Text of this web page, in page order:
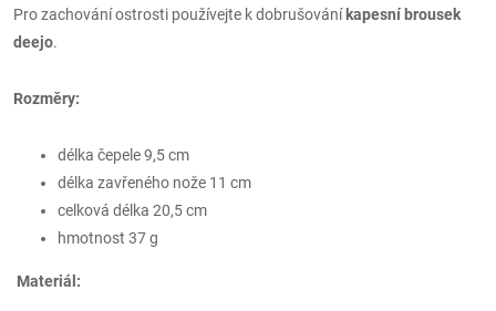
Pro zachování ostrosti používejte k dobrušování kapesní brousek
deejo.
Rozměry:
délka čepele 9,5 cm
délka zavřeného nože 11 cm
celková délka 20,5 cm
hmotnost 37 g
Materiál: